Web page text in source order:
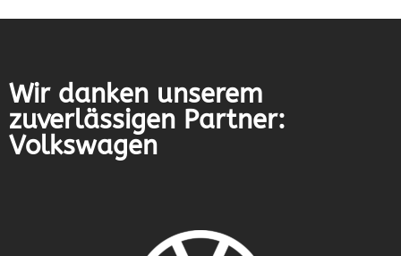
Wir danken unserem
zuverlässigen Partner:
Volkswagen